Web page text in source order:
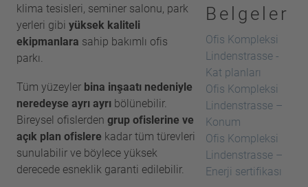
klima tesisleri, seminer salonu, park
yerleri gibi yüksek kaliteli
ekipmanlara sahip bakımlı ofis
parkı.
Tüm yüzeyler bina inşaatı nedeniyle
neredeyse ayrı ayrıbölünebilir.
Bireysel ofislerden grup ofislerine ve
açık plan ofislere kadar tüm türevleri
sunulabilir ve böylece yüksek
derecede esneklik garanti edilebilir.
Belgeler
Ofis Kompleksi
Lindenstrasse -
Kat planları
Ofis Kompleksi
Lindenstrasse –
Konum
Ofis Kompleksi
Lindenstrasse –
Enerji sertifikası